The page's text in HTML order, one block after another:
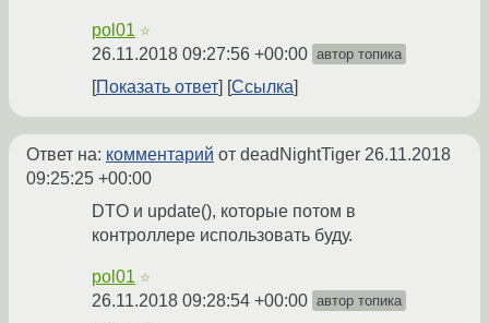
pol01 ☆
26.11.2018 09:27:56 +00:00 автор топика
Показать ответ Ссылка
Ответ на: комментарий от deadNightTiger 26.11.2018
09:25:25 +00:00
DTO и update(), которые потом в
контроллере использовать буду.
pol01 ☆
26.11.2018 09:28:54 +00:00 автор топика